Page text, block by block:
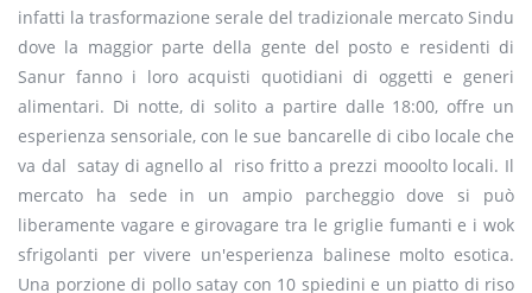
infatti la trasformazione serale del tradizionale mercato Sindu
dove la maggior parte della gente del posto e residenti di
Sanur fanno i loro acquisti quotidiani di oggetti e generi
alimentari. Di notte, di solito a partire dalle 18:00, offre un
esperienza sensoriale, con le sue bancarelle di cibo locale che
va dal satay di agnello al riso fritto a prezzi mooolto locali. Il
mercato ha sede in un ampio parcheggio dove si può
liberamente vagare e girovagare tra le griglie fumanti e i wok
sfrigolanti per vivere un'esperienza balinese molto esotica.
Una porzione di pollo satay con 10 spiedini e un piatto di riso